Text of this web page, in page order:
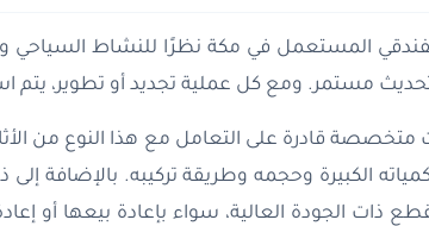
المستعمل في مكة نظرًا للنشاط السياحي
مستمر. ومع كل عملية تجديد أو تطوير، يتم
قادرة على التعامل مع هذا النوع من
الكبيرة وحجمه وطريقة تركيبه. بالإضافة
ذات الجودة العالية، سواء بإعادة بيعها أو